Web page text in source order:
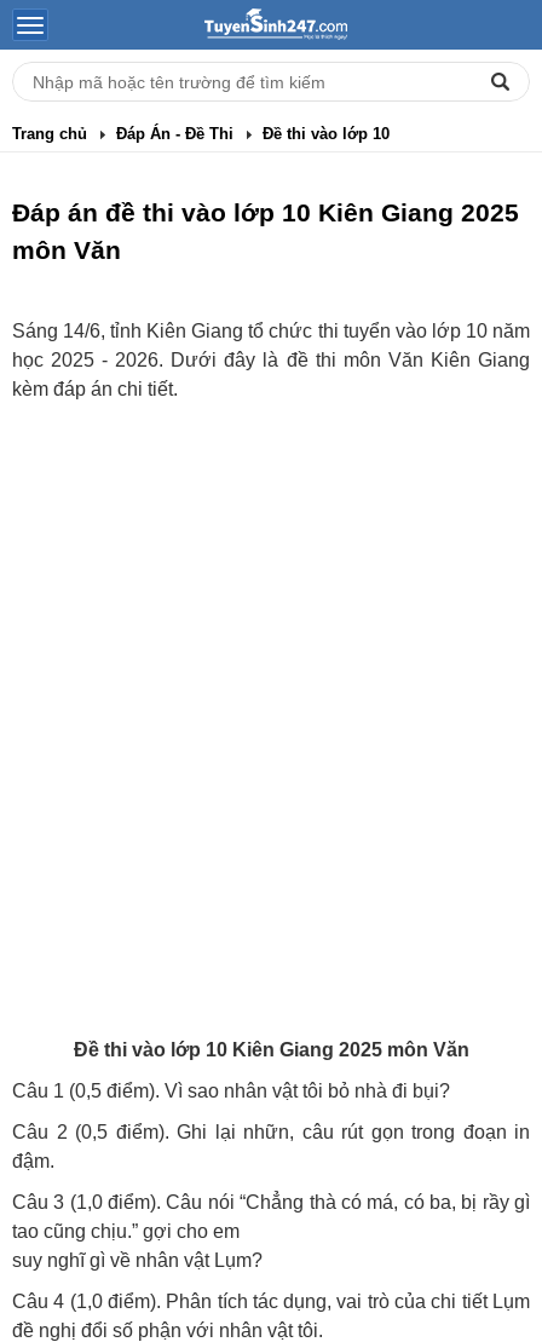
Trang chủ Đáp Án - Đề Thi Đề thi vào lớp 10
Đáp án đề thi vào lớp 10 Kiên Giang 2025
môn Văn
Sáng 14/6, tỉnh Kiên Giang tổ chức thi tuyển vào lớp 10 năm
học 2025 - 2026. Dưới đây là đề thi môn Văn Kiên Giang
kèm đáp án chi tiết.
Đề thi vào lớp 10 Kiên Giang 2025 môn Văn
Câu 1 (0,5 điểm). Vì sao nhân vật tôi bỏ nhà đi bụi?
Câu 2 (0,5 điểm). Ghi lại nhữn, câu rút gọn trong đoạn in
đậm.
Câu 3 (1,0 điểm). Câu nói “Chẳng thà có má, có ba, bị rầy gì
tao cũng chịu.” gợi cho em
suy nghĩ gì về nhân vật Lụm?
Câu 4 (1,0 điểm). Phân tích tác dụng, vai trò của chi tiết Lụm
đề nghị đổi số phận với nhân vật tôi.